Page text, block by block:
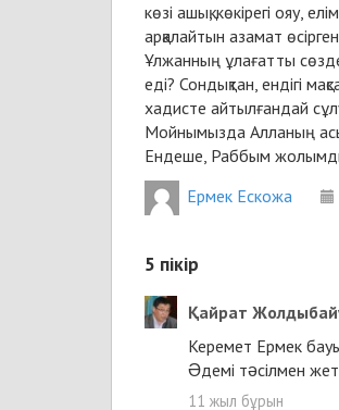
көзі ашық, көкірегі ояу,
арқалайтын азамат
Ұлжанның ұлағатты
еді? Сондықтан, ендігі
хадисте айтылғандай
Мойнымызда Алланың
Ендеше, Раббым
Ермек Ескожа
5 пікір
Қайрат
Керемет Ермек
Əдемі тəсілмен
11 жыл бұрын